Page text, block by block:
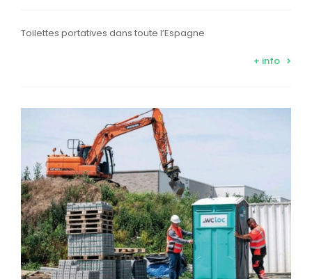
Toilettes portatives dans toute l’Espagne
+ info